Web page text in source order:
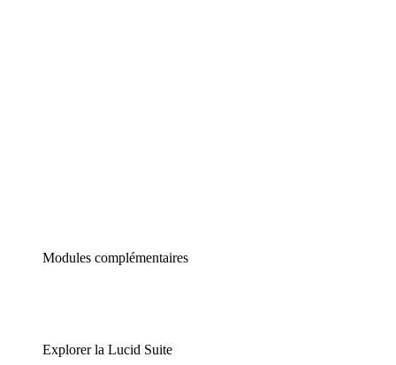
Modules complémentaires
Explorer la Lucid Suite